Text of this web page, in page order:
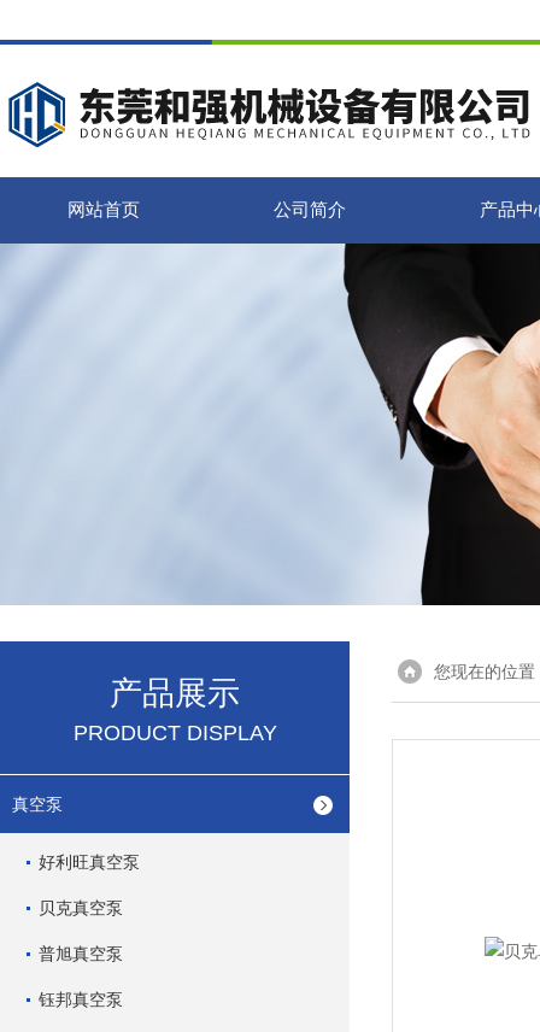
网站首页 公司简介 产品中
产品展示
PRODUCT DISPLAY
真空泵
好利旺真空泵
贝克真空泵
普旭真空泵
钰邦真空泵
您现在的位置